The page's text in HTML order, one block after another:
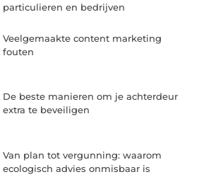
particulieren en bedrijven
Veelgemaakte content marketing
fouten
De beste manieren om je achterdeur
extra te beveiligen
Van plan tot vergunning: waarom
ecologisch advies onmisbaar is